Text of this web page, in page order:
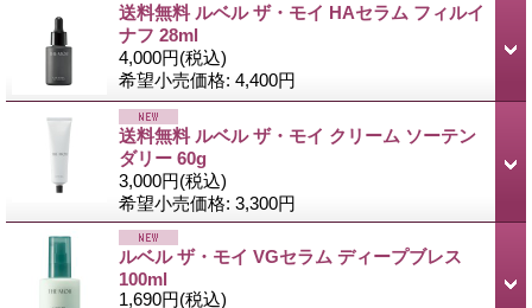
送料無料 ルベル ザ・モイ HAセラム フィルイ
ナフ 28ml
4,000円(税込)
希望小売価格: 4,400円
送料無料 ルベル ザ・モイ クリーム ソーテン
ダリー 60g
3,000円(税込)
希望小売価格: 3,300円
ルベル ザ・モイ VGセラム ディープブレス
100ml
1,690円(税込)